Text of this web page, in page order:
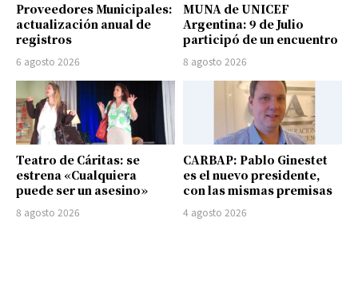
Proveedores Municipales:
actualización anual de
registros
6 agosto 2026
MUNA de UNICEF
Argentina: 9 de Julio
participó de un encuentro
8 agosto 2026
Teatro de Cáritas: se
estrena «Cualquiera
puede ser un asesino»
8 agosto 2026
CARBAP: Pablo Ginestet
es el nuevo presidente,
con las mismas premisas
4 agosto 2026